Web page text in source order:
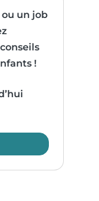
un job
!